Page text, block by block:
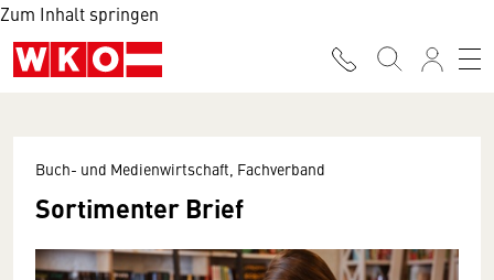
Zum Inhalt springen
Buch- und Medienwirtschaft, Fachverband
Sortimenter Brief